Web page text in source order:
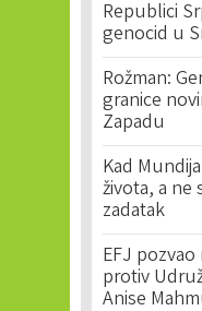
Republici
genocid u
Rožman:
granice
Zapadu
Kad
života, a ne
zadatak
EFJ
protiv
Anise